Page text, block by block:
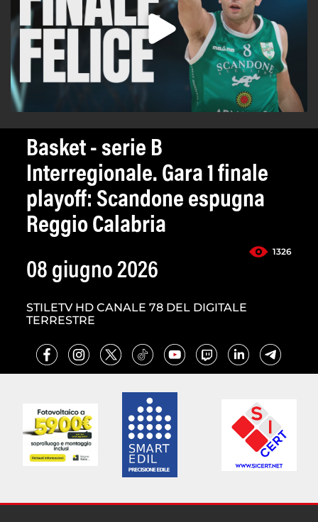
Basket - serie B
Interregionale. Gara 1 finale
playoff: Scandone espugna
Reggio Calabria
1326
08 giugno 2026
STILETV HD CANALE 78 DEL DIGITALE
TERRESTRE